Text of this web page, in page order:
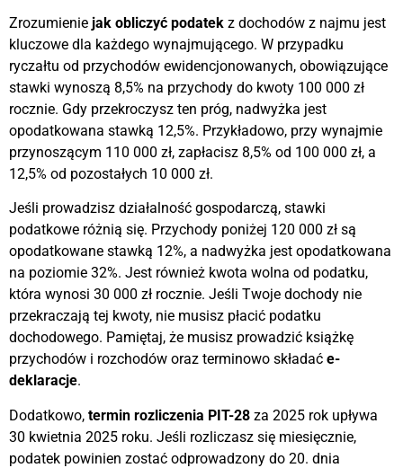
Zrozumienie jak obliczyć podatek z dochodów z najmu jest
kluczowe dla każdego wynajmującego. W przypadku
ryczałtu od przychodów ewidencjonowanych, obowiązujące
stawki wynoszą 8,5% na przychody do kwoty 100 000 zł
rocznie. Gdy przekroczysz ten próg, nadwyżka jest
opodatkowana stawką 12,5%. Przykładowo, przy wynajmie
przynoszącym 110 000 zł, zapłacisz 8,5% od 100 000 zł, a
12,5% od pozostałych 10 000 zł.
Jeśli prowadzisz działalność gospodarczą, stawki
podatkowe różnią się. Przychody poniżej 120 000 zł są
opodatkowane stawką 12%, a nadwyżka jest opodatkowana
na poziomie 32%. Jest również kwota wolna od podatku,
która wynosi 30 000 zł rocznie. Jeśli Twoje dochody nie
przekraczają tej kwoty, nie musisz płacić podatku
dochodowego. Pamiętaj, że musisz prowadzić książkę
przychodów i rozchodów oraz terminowo składać e-
deklaracje.
Dodatkowo, termin rozliczenia PIT-28 za 2025 rok upływa
30 kwietnia 2025 roku. Jeśli rozliczasz się miesięcznie,
podatek powinien zostać odprowadzony do 20. dnia